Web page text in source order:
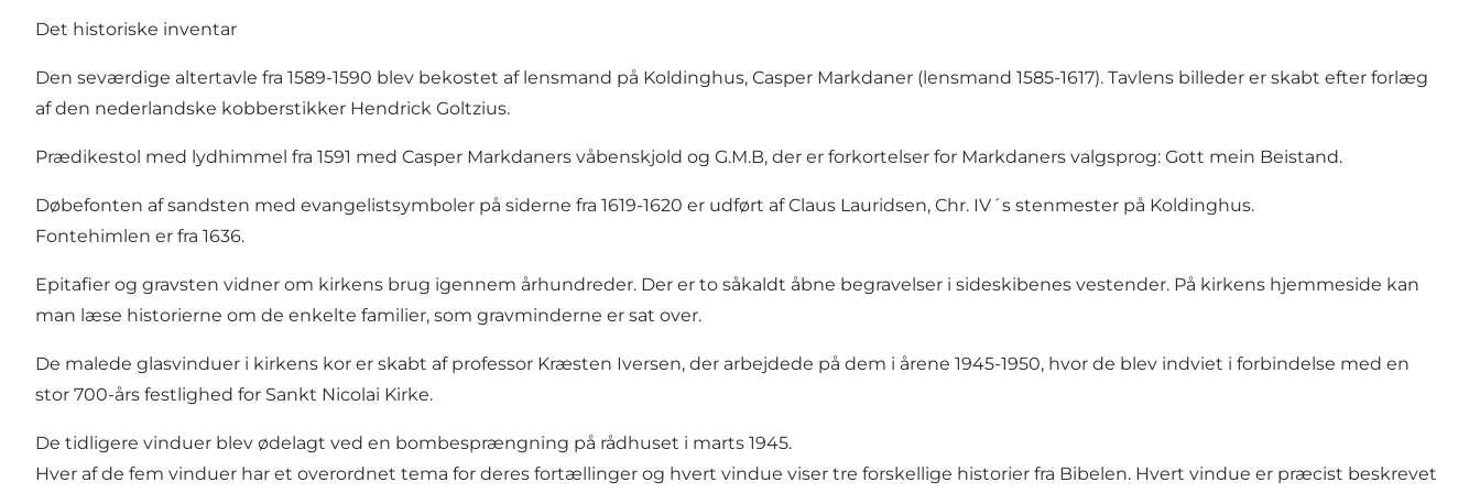
Det historiske inventar
Den seværdige altertavle fra 1589-1590 blev bekostet af lensmand på Koldinghus, Casper Markdaner (lensmand 1585-1617). Tavlens billeder er skabt efter forlæg
af den nederlandske kobberstikker Hendrick Goltzius.
Prædikestol med lydhimmel fra 1591 med Casper Markdaners våbenskjold og G.M.B, der er forkortelser for Markdaners valgsprog: Gott mein Beistand.
Døbefonten af sandsten med evangelistsymboler på siderne fra 1619-1620 er udført af Claus Lauridsen, Chr. IV´s stenmester på Koldinghus.
Fontehimlen er fra 1636.
Epitafier og gravsten vidner om kirkens brug igennem århundreder. Der er to såkaldt åbne begravelser i sideskibenes vestender. På kirkens hjemmeside kan
man læse historierne om de enkelte familier, som gravminderne er sat over.
De malede glasvinduer i kirkens kor er skabt af professor Kræsten Iversen, der arbejdede på dem i årene 1945-1950, hvor de blev indviet i forbindelse med en
stor 700-års festlighed for Sankt Nicolai Kirke.
De tidligere vinduer blev ødelagt ved en bombesprængning på rådhuset i marts 1945.
Hver af de fem vinduer har et overordnet tema for deres fortællinger og hvert vindue viser tre forskellige historier fra Bibelen. Hvert vindue er præcist beskrevet